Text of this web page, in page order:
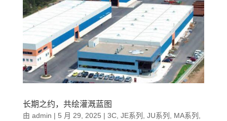
长期之约，共绘灌溉蓝图
由 admin | 5 月 29, 2025 | 3C, JE系列 JU系列 MA系列